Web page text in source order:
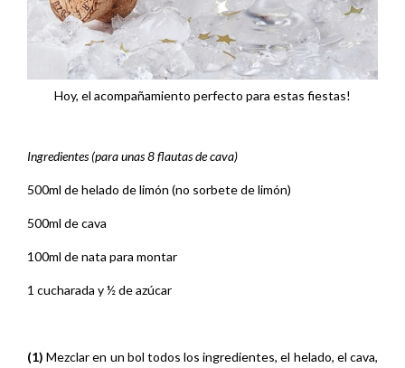
Hoy, el acompañamiento perfecto para estas fiestas!
Ingredientes (para unas 8 flautas de cava)
500ml de helado de limón (no sorbete de limón)
500ml de cava
100ml de nata para montar
1 cucharada y ½ de azúcar
(1) Mezclar en un bol todos los ingredientes, el helado, el cava,